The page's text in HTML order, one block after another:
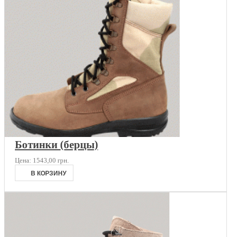
Ботинки (берцы)
Цена: 1543,00 грн.